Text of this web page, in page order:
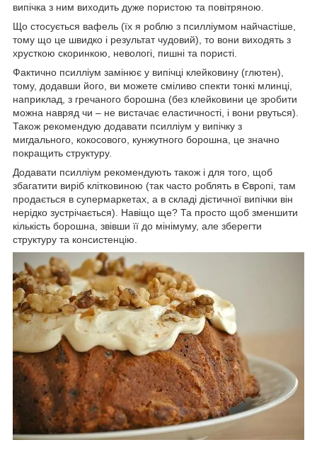
випічка з ним виходить дуже пористою та повітряною.
Що стосується вафель (їх я роблю з псилліумом найчастіше,
тому що це швидко і результат чудовий), то вони виходять з
хрусткою скоринкою, невологі, пишні та пористі.
Фактично псилліум замінює у випічці клейковину (глютен),
тому, додавши його, ви можете сміливо спекти тонкі млинці,
наприклад, з гречаного борошна (без клейковини це зробити
можна навряд чи – не вистачає еластичності, і вони рвуться).
Також рекомендую додавати псилліум у випічку з
мигдального, кокосового, кунжутного борошна, це значно
покращить структуру.
Додавати псилліум рекомендують також і для того, щоб
збагатити виріб клітковиною (так часто роблять в Європі, там
продається в супермаркетах, а в складі дієтичної випічки він
нерідко зустрічається). Навіщо ще? Та просто щоб зменшити
кількість борошна, звівши її до мінімуму, але зберегти
структуру та консистенцію.